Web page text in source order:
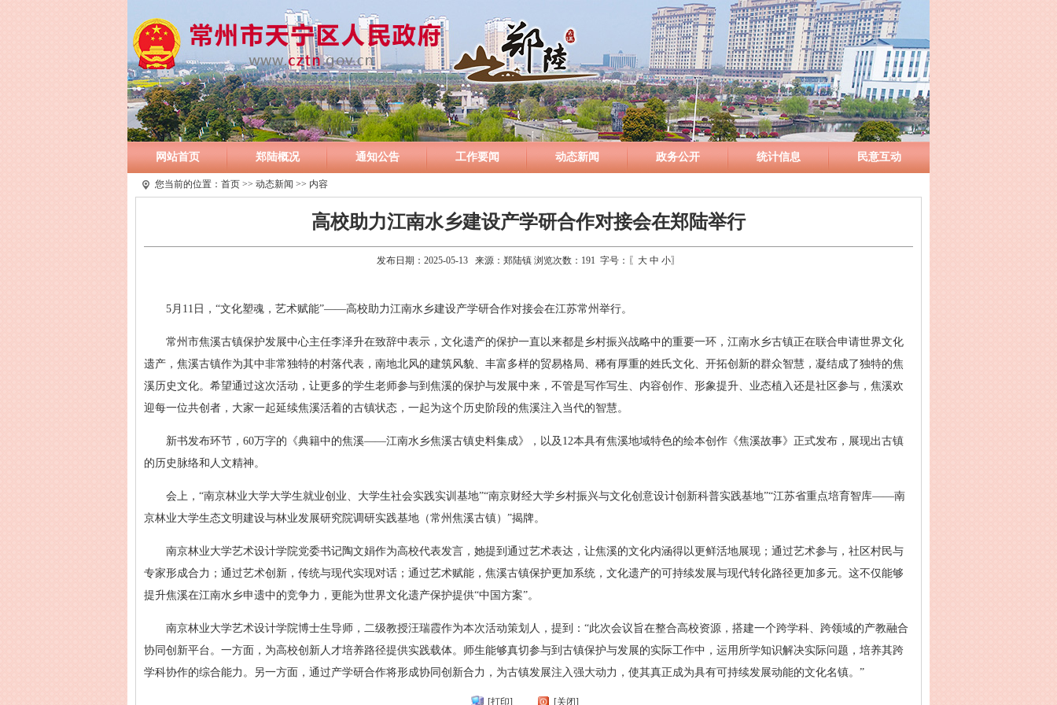
网站首页 郑陆概况 通知公告 工作要闻 动态新闻 政务公开 统计信息 民意互动
您当前的位置： 首页 >> 动态新闻 >> 内容
高校助力江南水乡建设产学研合作对接会在郑陆举行
发布日期：2025-05-13 来源：郑陆镇 浏览次数： 191 字号：〖 大 中 小〗
5月11日，“文化塑魂，艺术赋能”——高校助力江南水乡建设产学研合作对接会在江苏常州举行。
常州市焦溪古镇保护发展中心主任李泽升在致辞中表示，文化遗产的保护一直以来都是乡村振兴战略中的重要一环，江南水乡古镇正在联合申请世界文化
遗产，焦溪古镇作为其中非常独特的村落代表，南地北风的建筑风貌、丰富多样的贸易格局、稀有厚重的姓氏文化、开拓创新的群众智慧，凝结成了独特的焦
溪历史文化。希望通过这次活动，让更多的学生老师参与到焦溪的保护与发展中来，不管是写作写生、内容创作、形象提升、业态植入还是社区参与，焦溪欢
迎每一位共创者，大家一起延续焦溪活着的古镇状态，一起为这个历史阶段的焦溪注入当代的智慧。
新书发布环节，60万字的《典籍中的焦溪——江南水乡焦溪古镇史料集成》，以及12本具有焦溪地域特色的绘本创作《焦溪故事》正式发布，展现出古镇
的历史脉络和人文精神。
会上，“南京林业大学大学生就业创业、大学生社会实践实训基地”“南京财经大学乡村振兴与文化创意设计创新科普实践基地”“江苏省重点培育智库——南
京林业大学生态文明建设与林业发展研究院调研实践基地（常州焦溪古镇）”揭牌。
南京林业大学艺术设计学院党委书记陶文娟作为高校代表发言，她提到通过艺术表达，让焦溪的文化内涵得以更鲜活地展现；通过艺术参与，社区村民与
专家形成合力；通过艺术创新，传统与现代实现对话；通过艺术赋能，焦溪古镇保护更加系统，文化遗产的可持续发展与现代转化路径更加多元。这不仅能够
提升焦溪在江南水乡申遗中的竞争力，更能为世界文化遗产保护提供“中国方案”。
南京林业大学艺术设计学院博士生导师，二级教授汪瑞霞作为本次活动策划人，提到：“此次会议旨在整合高校资源，搭建一个跨学科、跨领域的产教融合
协同创新平台。一方面，为高校创新人才培养路径提供实践载体。师生能够真切参与到古镇保护与发展的实际工作中，运用所学知识解决实际问题，培养其跨
学科协作的综合能力。另一方面，通过产学研合作将形成协同创新合力，为古镇发展注入强大动力，使其真正成为具有可持续发展动能的文化名镇。”
[打印] [关闭]